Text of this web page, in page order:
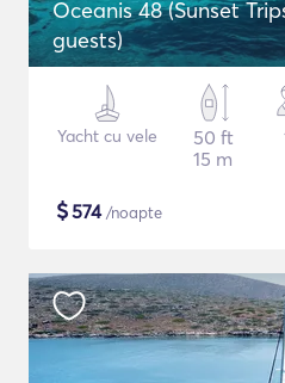
Oceanis 48 (Sunset
guests)
Yacht cu vele
50 ft
15 m
$574/noapte